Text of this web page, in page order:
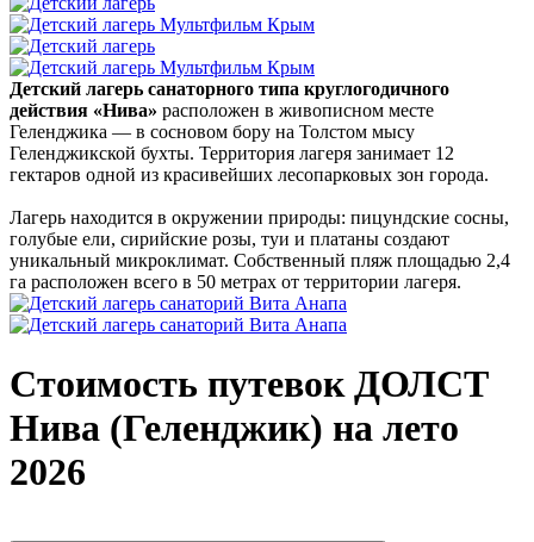
Детский лагерь санаторного типа круглогодичного
действия «Нива» расположен в живописном месте
Геленджика — в сосновом бору на Толстом мысу
Геленджикской бухты. Территория лагеря занимает 12
гектаров одной из красивейших лесопарковых зон города.
Лагерь находится в окружении природы: пицундские сосны,
голубые ели, сирийские розы, туи и платаны создают
уникальный микроклимат. Собственный пляж площадью 2,4
га расположен всего в 50 метрах от территории лагеря.
Стоимость путевок ДОЛСТ
Нива (Геленджик) на лето
2026